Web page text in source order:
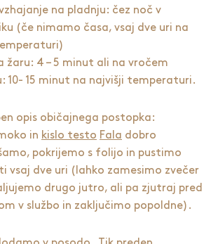
na pladnju: čez noč v
(če nimamo časa, vsaj dve uri na
žaru: 4 – 5 minut ali na vročem
10- 15 minut na najvišji temperaturi.
opis običajnega postopka:
in kislo testo Fala dobro
pokrijemo s folijo in pustimo
vsaj dve uri (lahko zamesimo zvečer
drugo jutro, ali pa zjutraj pred
v službo in zaključimo popoldne).